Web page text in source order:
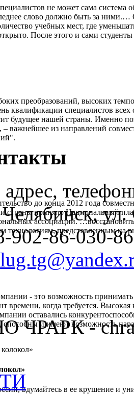
не может сама
слово должно быть за ними.…
учебных мест, где
После этого и сами
преобразований, высоких
квалификации специалистов
будущее нашей страны. Именно
важнейшее из направлений
до конца 2012 года
страны приняло Национальный
ассоциаций.
технологиям, представленным на
- это возможность
времени, когда требуется.
оставались
способны и имеют возможность
вдумайтесь в ее крушение и
Челябинск,
902-86-030-86
ЧРАРК -